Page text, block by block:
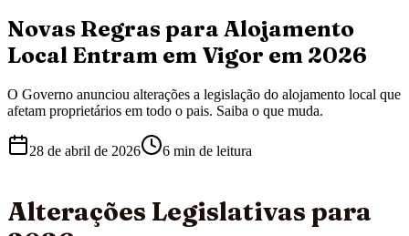
Novas Regras para Alojamento
Local Entram em Vigor em 2026
O Governo anunciou alterações a legislação do alojamento local que
afetam proprietários em todo o pais. Saiba o que muda.
28 de abril de 2026 6 min de leitura
Alterações Legislativas para